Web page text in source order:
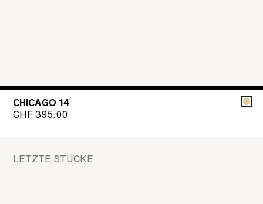
CHICAGO 14
CHF395.00
LETZTE STÜCKE